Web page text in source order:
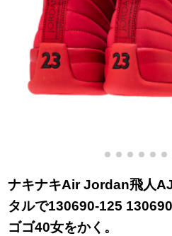
ナキナキAir Jordan飛人
タルで130690-125
ゴゴ40女をかく。